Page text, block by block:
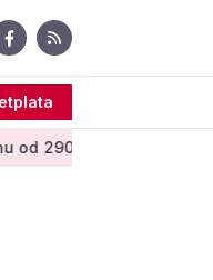
a dobijem i socijalnu